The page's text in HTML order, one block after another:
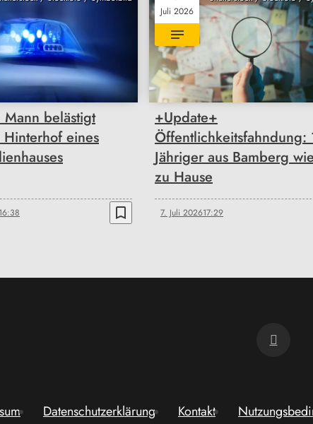
belästigt
eines
16:38 bookmark_border
Juli 2026
+Update+
Öffentlichkeitsfahndung:
Jähriger aus Bamberg
zu Hause
7. Juli 202617:29
Datenschutzerklärung Kontakt